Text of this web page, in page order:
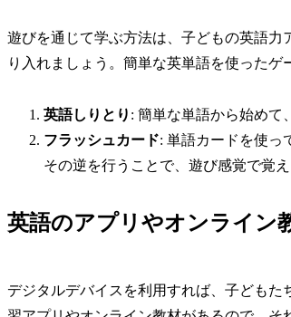
遊びを通じて学ぶ方法は、子どもの英語
り入れましょう。簡単な英単語を使ったゲ
英語しりとり : 簡単な単語から始めて
フラッシュカード: 単語カードを使っ
その逆を行うことで、遊び感覚で覚え
英語のアプリやオンライン
デジタルデバイスを利用すれば、子ども